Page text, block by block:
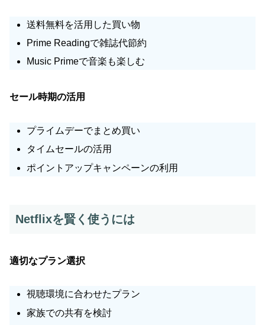
送料無料を活用した買い物
Prime Readingで雑誌代節約
Music Primeで音楽も楽しむ
セール時期の活用
プライムデーでまとめ買い
タイムセールの活用
ポイントアップキャンペーンの利用
Netflixを賢く使うには
適切なプラン選択
視聴環境に合わせたプラン
家族での共有を検討